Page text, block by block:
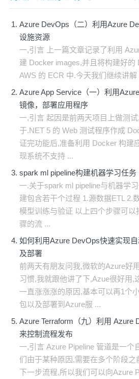
Azure DevOps（二）利用Azure
设施资源
一,引言 上一篇文章记录了利用
建 Docker images,并且将构建好的
AWS 的 ECR 中.今天我们继续讲解
Azure App Service（一）利用
镜像，部署应用程序
一,引言 起因是前两天项目上做测
于.NET 5 的 Web 测试程序作成
证完功能后,准备利用 Docker 构建
现系统不支持 ...
spark ml pipeline构建机器学习任务
一.关于spark ml pipeline与机器学
建包含若干个过程 1.源数据ETL 2.
模型训练与验证 以上四个步骤可以
骤的流 ...
如何利用Azure DevOps快速实现
及部署
前两天有朋友问我,微软的Azure好
习惯,我就跟他讲了下,Azue很好用,
一直涨涨涨的原因,基本可以再1个
包以及部署到Azure服 ...
Azure Terraform（九）利用 Azure
来控制流程发布
一,引言 Azure Pipeline 管道是一个
们由于某种原因,需要在多个阶段之
下一步流程,所以我们可以向Azure